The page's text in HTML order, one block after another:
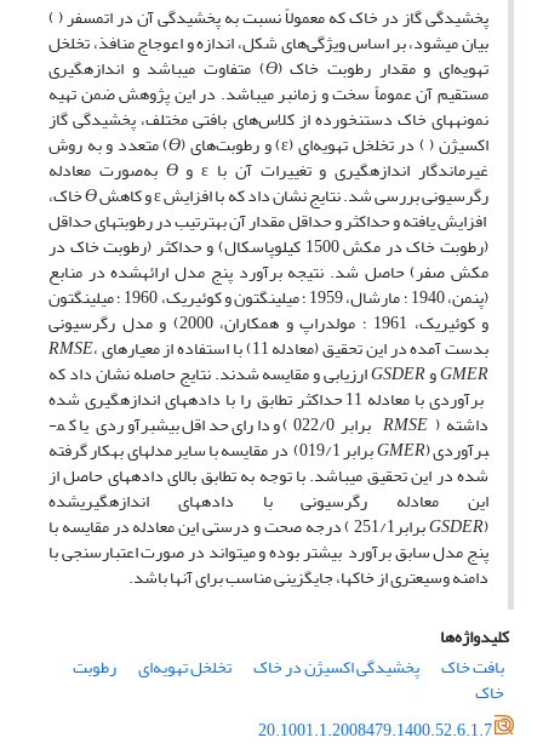
پخشیدگی گاز در خاک که معمولاً نسبت به پخشیدگی آن در اتمسفر ( )
بیان می­شود، بر اساس ویژگی‌های شکل، اندازه و اعوجاج منافذ، تخلخل
تهویه‌ای و مقدار رطوبت خاک (Ɵ) متفاوت می­باشد و اندازه­گیری
مستقیم آن‌ عموماً سخت و زمان­بر می­باشد. در این پژوهش ضمن تهیه
نمونه­های خاک دست­نخورده از کلاس‌های بافتی مختلف، پخشیدگی گاز
اکسیژن ( ) در تخلخل تهویه‌ای (ɛ) و رطوبت‌های ( Ɵ) متعدد و به روش
غیرماندگار اندازه­گیری و تغییرات آن با ɛ و Ɵ به‌صورت معادله
رگرسیونی بررسی شد. نتایج نشان داد که با افزایش ɛ و کاهش Ɵخاک،
افزایش یافته و حداکثر و حداقل مقدار آن‌ به­­ترتیب در رطوبت‏های حداقل
(رطوبت خاک در مکش 1500 کیلوپاسکال) و حداکثر (رطوبت خاک در
مکش صفر) حاصل شد. نتیجه برآورد پنج مدل ارائه­شده در منابع
(پنمن، 1940 ؛ مارشال، 1959 ؛ میلینگتون و کوئیریک، 1960 ؛ میلینگتون
و کوئیریک، 1961 ؛ مولدراپ و همکاران، 2000) و مدل رگرسیونی
بدست آمده در این تحقیق (معادله 11) با استفاده از معیارهای RMSE،
GMERوGSDERارزیابی و مقایسه شدند. نتایج حاصله نشان داد که
برآوردی با معادله 11 حداکثر تطابق را با داده­های اندازه­گیری شده
داشته ( RMSE برابر 022/0) و دارای حداقل بیش­برآوردی یا کم­
برآوردی (GMER برابر 019/1) در مقایسه با سایر مدل­های به­کار گرفته
شده در این تحقیق می­باشد. با توجه به تطابق بالای داده­های حاصل از
این معادله رگرسیونی با داده­های اندازه­گیری­شده
(
GSDER برابر251/1 ) درجه صحت و درستی این معادله در مقایسه با
پنج مدل سابق برآورد ­ بیشتر بوده و می­تواند در صورت اعتبارسنجی با
دامنه وسیع­تری از خاک­ها، جایگزینی مناسب برای آنهاباشد.
کلیدواژه‌ها
بافت خاک
پخشیدگی اکسیژن در خاک تخلخل تهویه‌ای رطوبت
خاک
20.1001.1.2008479.1400.52.6.1.7